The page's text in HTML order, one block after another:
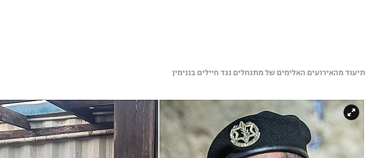
תיעוד מהאירועים האלימים של מתנחלים נגד חיילים בננימין